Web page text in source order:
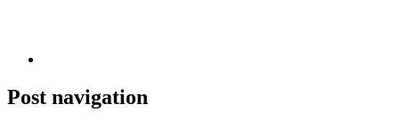
Post navigation